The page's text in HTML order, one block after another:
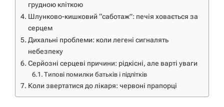
грудною кліткою
Шлунково-кишковий “саботаж”: печія ховається за
серцем
Дихальні проблеми: коли легені сигналять
небезпеку
Серйозні серцеві причини: рідкісні, але варті уваги
Типові помилки батьків і підлітків
Коли звертатися до лікаря: червоні прапорці